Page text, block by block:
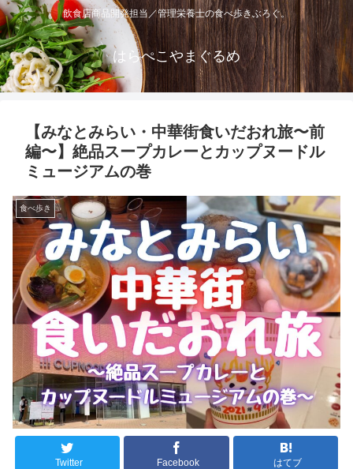
飲食店商品開発担当／管理栄養士の食べ歩きぶろぐ。
はらぺこやまぐるめ
【みなとみらい・中華街食いだおれ旅〜前
編〜】絶品スープカレーとカップヌードル
ミュージアムの巻
食べ歩き
Twitter Facebook はてブ